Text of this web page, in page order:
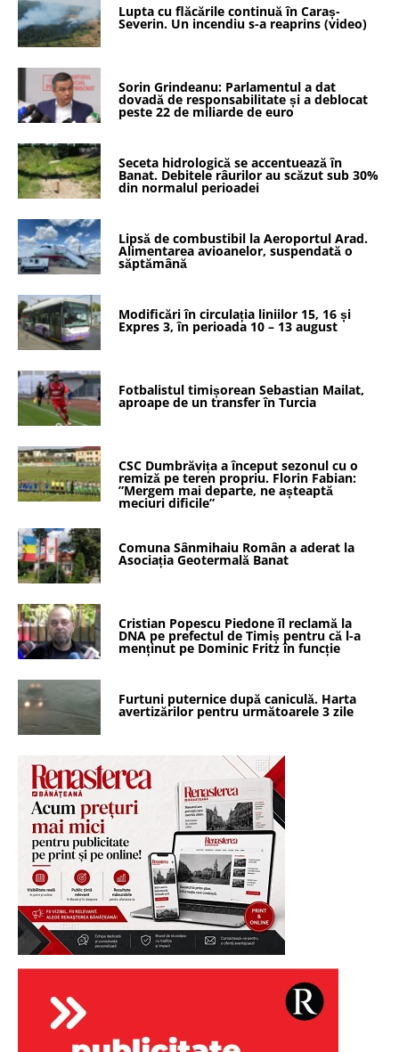
Lupta cu flăcările continuă în Caraș-
Severin. Un incendiu s-a reaprins (video)
Sorin Grindeanu: Parlamentul a dat
dovadă de responsabilitate și a deblocat
peste 22 de miliarde de euro
Seceta hidrologică se accentuează în
Banat. Debitele râurilor au scăzut sub 30%
din normalul perioadei
Lipsă de combustibil la Aeroportul Arad.
Alimentarea avioanelor, suspendată o
săptămână
Modificări în circulația liniilor 15, 16 și
Expres 3, în perioada 10 – 13 august
Fotbalistul timișorean Sebastian Mailat,
aproape de un transfer în Turcia
CSC Dumbrăvița a început sezonul cu o
remiză pe teren propriu. Florin Fabian:
”Mergem mai departe, ne așteaptă
meciuri dificile”
Comuna Sânmihaiu Român a aderat la
Asociația Geotermală Banat
Cristian Popescu Piedone îl reclamă la
DNA pe prefectul de Timiș pentru că l-a
menținut pe Dominic Fritz în funcție
Furtuni puternice după caniculă. Harta
avertizărilor pentru următoarele 3 zile